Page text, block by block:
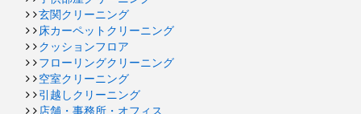
玄関クリーニング
床カーペットクリーニング
クッションフロア
フローリングクリーニング
空室クリーニング
引越しクリーニング
店舗・事務所・オフィス